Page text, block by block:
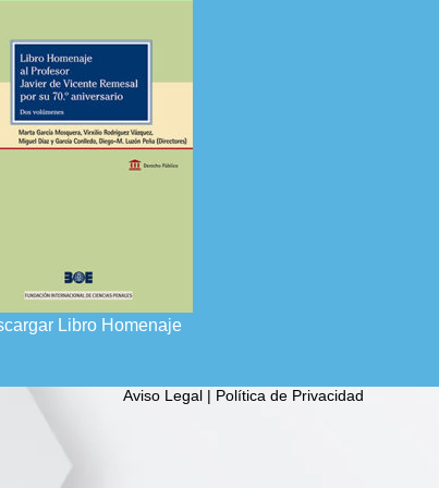
Libro Homenaje
Aviso Legal | Política de Privacidad